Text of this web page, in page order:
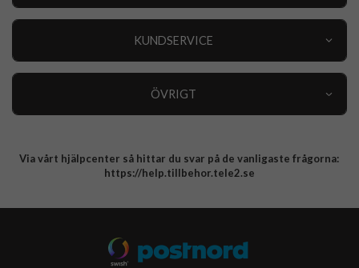
KUNDSERVICE
ÖVRIGT
Integritetspolicy
Via vårt hjälpcenter så hittar du svar på de vanligaste frågorna:
https://help.tillbehor.tele2.se